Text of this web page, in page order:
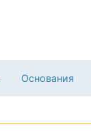
Основания